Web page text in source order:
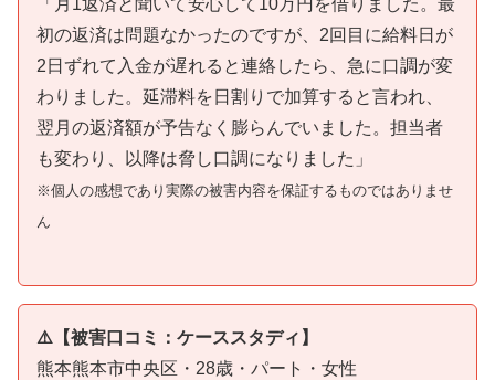
初の返済は問題なかったのですが、2回目に給料日が
2日ずれて入金が遅れると連絡したら、急に口調が変
わりました。延滞料を日割りで加算すると言われ、
翌月の返済額が予告なく膨らんでいました。担当者
も変わり、以降は脅し口調になりました」
※個人の感想であり実際の被害内容を保証するものではありませ
ん
⚠️【被害口コミ：ケーススタディ】
熊本熊本市中央区・28歳・パート・女性